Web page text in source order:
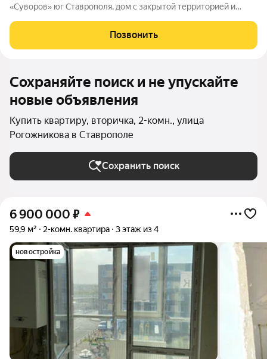
«Суворов» юг Ставрополя, дом с закрытой территорией и
площадка. В квартире выполнен косметический ремонт, а в
ванной и санузле сделана стяжка
Позвонить
Сохраняйте поиск и не упускайте
новые объявления
Купить квартиру, вторичка, 2-комн., улица
Рогожникова в Ставрополе
Сохранить поиск
6 900 000 ₽
59,9 м² 2-комн. квартира 3 этаж из 4
новостройка